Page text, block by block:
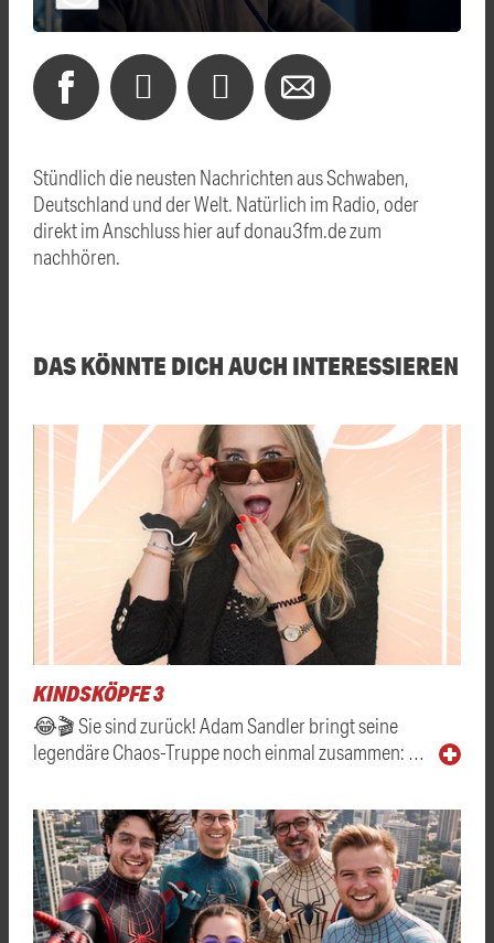
Stündlich die neusten Nachrichten aus Schwaben,
Deutschland und der Welt. Natürlich im Radio, oder
direkt im Anschluss hier auf donau3fm.de zum
nachhören.
DAS KÖNNTE DICH AUCH INTERESSIEREN
KINDSKÖPFE 3
😂🎬 Sie sind zurück! Adam Sandler bringt seine
legendäre Chaos-Truppe noch einmal zusammen: …